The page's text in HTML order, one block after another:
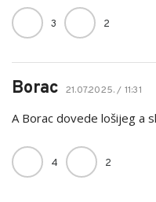
3 2
Borac 21.07.2025. / 11:31
A Borac dovede lošijeg a
4 2